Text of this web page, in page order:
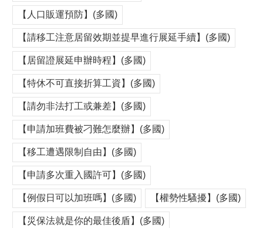
【人口販運預防】(多國)
【請移工注意居留效期並提早進行展延手續】(多國)
【居留證展延申辦時程】(多國)
【特休不可直接折算工資】(多國)
【請勿非法打工或兼差】(多國)
【申請加班費被刁難怎麼辦】(多國)
【移工遭遇限制自由】(多國)
【申請多次重入國許可】(多國)
【例假日可以加班嗎】(多國) 【權勢性騷擾】(多國)
【災保法就是你的最佳後盾】(多國)